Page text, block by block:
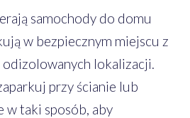
samochody do domu
w bezpiecznym miejscu z
odizolowanych lokalizacji.
przy ścianie lub
w taki sposób, aby